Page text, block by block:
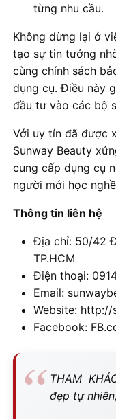
từng nhu cầu.
Không dừng lại ở
tạo sự tin tưởng
cùng chính sách
dụng cụ. Điều này
đầu tư vào các bộ
Với uy tín đã được
Sunway Beauty
cung cấp dụng cụ
người mới học
Thông tin liên hệ
Địa chỉ: 50/42
TP.HCM
Điện thoại:
Email:
Website: http://
Facebook:
THAM
đẹp tự